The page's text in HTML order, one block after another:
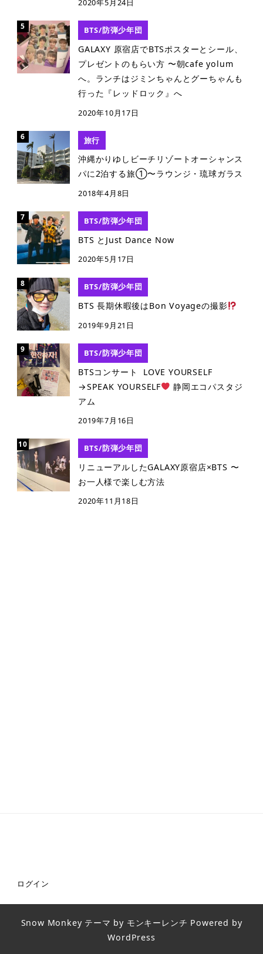
2020年5月24日
BTS/防弾少年団
GALAXY 原宿店でBTSポスターとシール、
プレゼントのもらい方 〜朝cafe yolum
へ。ランチはジミンちゃんとグーちゃんも
行った『レッドロック』へ
2020年10月17日
旅行
沖縄かりゆしビーチリゾートオーシャンス
パに2泊する旅①〜ラウンジ・琉球ガラス
2018年4月8日
BTS/防弾少年団
BTS とJust Dance Now
2020年5月17日
BTS/防弾少年団
BTS 長期休暇後はBon Voyageの撮影
2019年9月21日
BTS/防弾少年団
BTSコンサート LOVE YOURSELF
→SPEAK YOURSELF
静岡エコパスタジ
アム
2019年7月16日
BTS/防弾少年団
リニューアルしたGALAXY原宿店×BTS 〜
お一人様で楽しむ方法
2020年11月18日
ログイン
Snow Monkey テーマ by モンキーレンチ Powered by
WordPress